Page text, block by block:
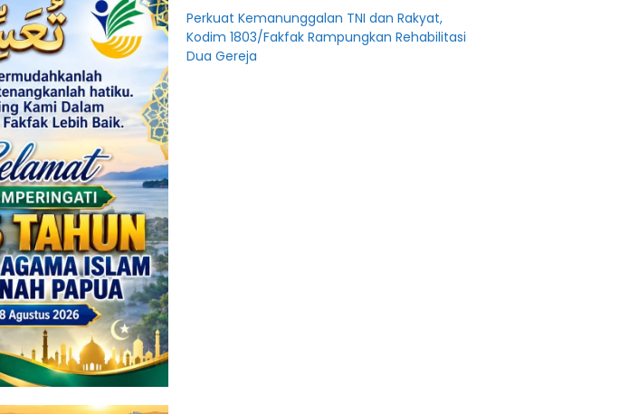
Perkuat Kemanunggalan TNI dan Rakyat,
Kodim 1803/Fakfak Rampungkan Rehabilitasi
Dua Gereja